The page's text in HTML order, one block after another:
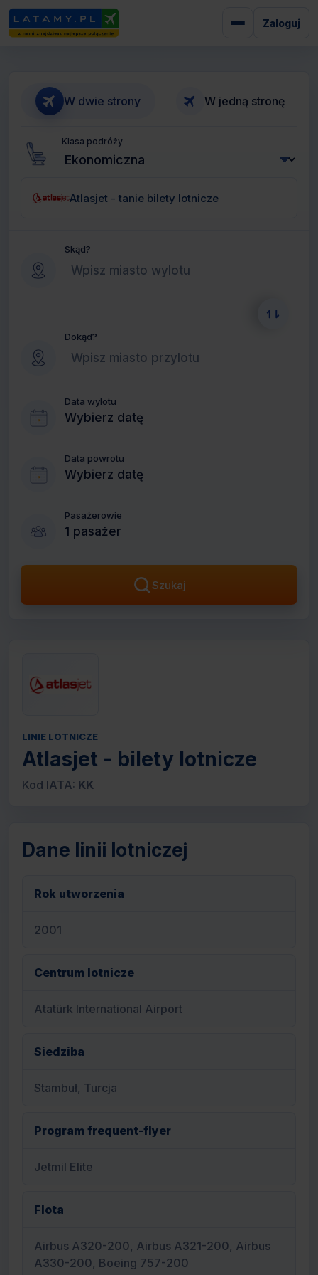
Zaloguj
W dwie strony W jedną stronę
Klasa podróży
Atlasjet - tanie bilety lotnicze
Skąd?
Dokąd?
Data wylotu
Wybierz datę
Data powrotu
Wybierz datę
Pasażerowie
1 pasażer
Szukaj
LINIE LOTNICZE
Atlasjet - bilety lotnicze
Kod IATA: KK
Dane linii lotniczej
Rok utworzenia
2001
Centrum lotnicze
Atatürk International Airport
Siedziba
Stambuł, Turcja
Program frequent-flyer
Jetmil Elite
Flota
Airbus A320-200, Airbus A321-200, Airbus
A330-200, Boeing 757-200